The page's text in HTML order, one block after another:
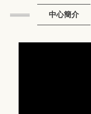
中心簡介